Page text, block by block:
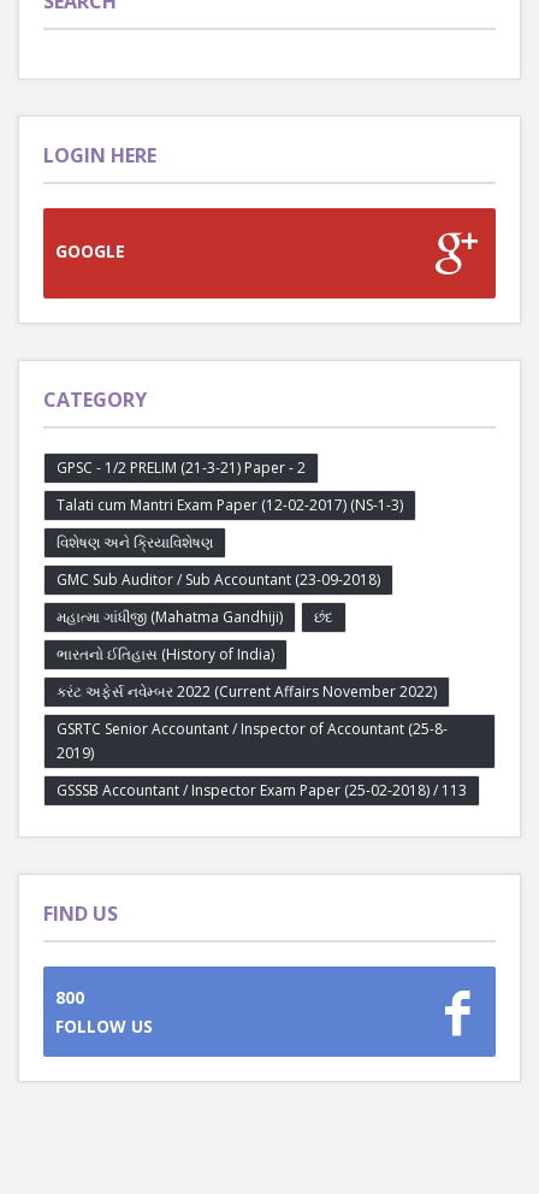
LOGIN HERE
GOOGLE
CATEGORY
GPSC - 1/2 PRELIM (21-3-21) Paper - 2
Talati cum Mantri Exam Paper (12-02-2017) (NS-1-3)
વિશેષણ અને ક્રિયાવિશેષણ
GMC Sub Auditor / Sub Accountant (23-09-2018)
મહાત્મા ગાંધીજી (Mahatma Gandhiji)
છંદ
ભારતનો ઈતિહાસ (History of India)
કરંટ અફેર્સ નવેમ્બર 2022 (Current Affairs November 2022)
GSRTC Senior Accountant / Inspector of Accountant (25-8-
2019)
GSSSB Accountant / Inspector Exam Paper (25-02-2018) / 113
FIND US
800
FOLLOW US